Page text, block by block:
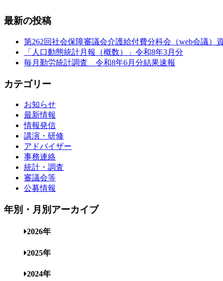
最新の投稿
第262回社会保障審議会介護給付費分科会（web会議）
「人口動態統計月報（概数）」令和8年3月分
毎月勤労統計調査 令和8年6月分結果速報
カテゴリー
お知らせ
最新情報
情報発信
講演・研修
アドバイザー
事務連絡
統計・調査
審議会等
公募情報
年別・月別アーカイブ
2026年
2025年
2024年